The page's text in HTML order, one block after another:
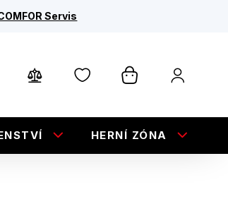
Servis
HERNÍ ZÓNA